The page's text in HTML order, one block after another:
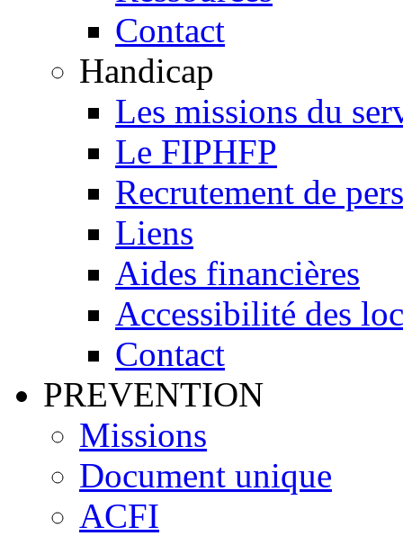
Contact
Handicap
Les missions du
Le FIPHFP
Recrutement de
Liens
Aides financières
Accessibilité des
Contact
PREVENTION
Missions
Document unique
ACFI